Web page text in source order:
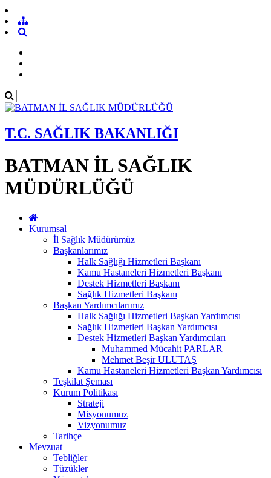
T.C. SAĞLIK BAKANLIĞI
BATMAN İL SAĞLIK
MÜDÜRLÜĞÜ
Kurumsal
İl Sağlık Müdürümüz
Başkanlarımız
Halk Sağlığı Hizmetleri Başkanı
Kamu Hastaneleri Hizmetleri Başkanı
Destek Hizmetleri Başkanı
Sağlık Hizmetleri Başkanı
Başkan Yardımcılarımız
Halk Sağlığı Hizmetleri Başkan Yardımcısı
Sağlık Hizmetleri Başkan Yardımcısı
Destek Hizmetleri Başkan Yardımcıları
Muhammed Mücahit PARLAR
Mehmet Beşir ULUTAŞ
Kamu Hastaneleri Hizmetleri Başkan Yardımcısı
Teşkilat Şeması
Kurum Politikası
Strateji
Misyonumuz
Vizyonumuz
Tarihçe
Mevzuat
Tebliğler
Tüzükler